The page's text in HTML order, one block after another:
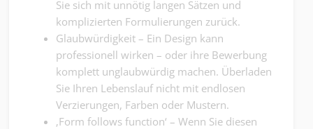
Sie sich mit unnötig langen Sätzen und
komplizierten Formulierungen zurück.
Glaubwürdigkeit – Ein Design kann
professionell wirken – oder ihre Bewerbung
komplett unglaubwürdig machen. Überladen
Sie Ihren Lebenslauf nicht mit endlosen
Verzierungen, Farben oder Mustern.
‚Form follows function‘ – Wenn Sie diesen